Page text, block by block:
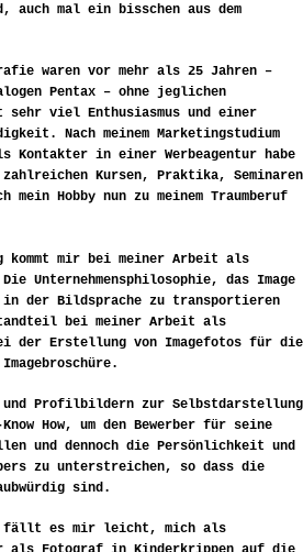
auch mal ein bisschen aus dem
waren vor mehr als 25 Jahren –
Pentax – ohne jeglichen
sehr viel Enthusiasmus und einer
Nach meinem Marketingstudium
Kontakter in einer Werbeagentur habe
Kursen, Praktika, Seminaren
Hobby nun zu meinem Traumberuf
kommt mir bei meiner Arbeit als
Unternehmensphilosophie, das Image
in der Bildsprache zu transportieren
bei meiner Arbeit als
der Erstellung von Imagefotos für die
und Profilbildern zur Selbstdarstellung
How, um den Bewerber für seine
und dennoch die Persönlichkeit und
zu unterstreichen, so dass die
sind.
fällt es mir leicht, mich als